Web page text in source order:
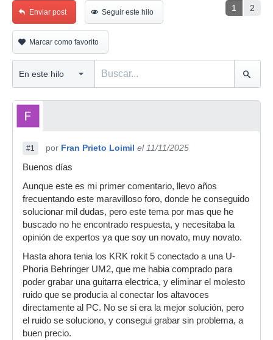
1 2
Enviar post Seguir este hilo
Marcar como favorito
#1 por Fran Prieto Loimil el 11/11/2025
Buenos días
Aunque este es mi primer comentario, llevo años
frecuentando este maravilloso foro, donde he conseguido
solucionar mil dudas, pero este tema por mas que he
buscado no he encontrado respuesta, y necesitaba la
opinión de expertos ya que soy un novato, muy novato.
Hasta ahora tenia los KRK rokit 5 conectado a una U-
Phoria Behringer UM2, que me habia comprado para
poder grabar una guitarra electrica, y eliminar el molesto
ruido que se producia al conectar los altavoces
directamente al PC. No se si era la mejor solución, pero
el ruido se soluciono, y consegui grabar sin problema, a
buen precio.